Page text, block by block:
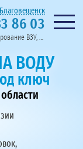
с 9:00 до 19:00
мне!
Благовещенск
86 03 Нужна
ГидроСервис - лицензирование, бурение скважин, проектирование ВЗУ, системы водоподготовки
ВОДУ
ключ